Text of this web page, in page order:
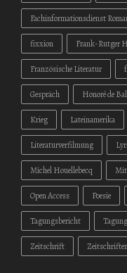
Fachinformationsdienst
fixxion Frank-Rutger
Französische Literatur
Gespräch Honoré de
Krieg Lateinamerika
Literaturverfilmung
Michel Houellebecq
Open Access Poesie
Tagungsbericht
Zeitschrift